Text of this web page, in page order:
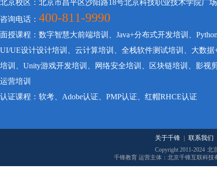
北京校区：北京市昌平区沙阳路18号北京科技职业技术学院广
咨询电话： 400-811-9990
面授课程：数字智慧大前端培训、Java+分布式开发培训、
UI/UE设计设计培训、云计算培训、全栈软件测试培训、大数
培训、Unity游戏开发培训、网络安全培训、区块链培训、影视
运营培训
认证课程：软考、Adobe认证、PMP认证、红帽RHCE认证
关于千锋 | 联系我们
Copyright 2011-2024 北
千锋教育 运营主体：北京千锋互联科